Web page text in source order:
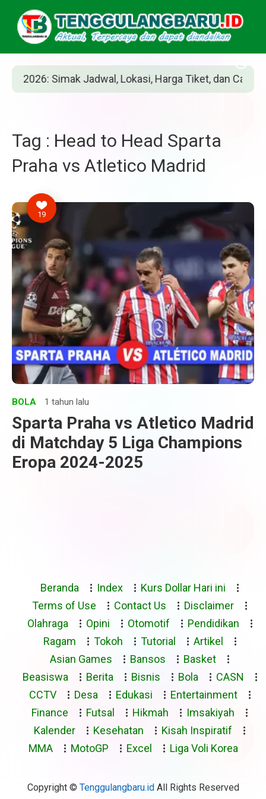
Simak Jadwal, Lokasi, Harga Tiket, dan Cara Belinya
Tag : Head to Head Sparta
Praha vs Atletico Madrid
19
BOLA 1 tahun lalu
Sparta Praha vs Atletico Madrid
di Matchday 5 Liga Champions
Eropa 2024-2025
Beranda Index
Kurs Dollar Hari ini
Terms of Use
Contact Us
Disclaimer
Olahraga
Opini Otomotif
Pendidikan
Ragam
Tokoh Tutorial
Artikel
Asian Games
Bansos
Basket
Beasiswa
Berita Bisnis Bola
CASN
CCTV
Desa Edukasi
Entertainment
Finance
Futsal Hikmah
Imsakiyah
Kalender
Kesehatan
Kisah Inspiratif
MMA
MotoGP Excel Liga Voli Korea
Copyright © Tenggulangbaru.idAll Rights Reserved